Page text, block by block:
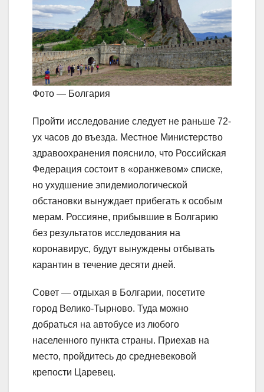
Фото — Болгария
Пройти исследование следует не раньше 72-
ух часов до въезда. Местное Министерство
здравоохранения пояснило, что Российская
Федерация состоит в «оранжевом» списке,
но ухудшение эпидемиологической
обстановки вынуждает прибегать к особым
мерам. Россияне, прибывшие в Болгарию
без результатов исследования на
коронавирус, будут вынуждены отбывать
карантин в течение десяти дней.
Совет — отдыхая в Болгарии, посетите
город Велико-Тырново. Туда можно
добраться на автобусе из любого
населенного пункта страны. Приехав на
место, пройдитесь до средневековой
крепости Царевец.